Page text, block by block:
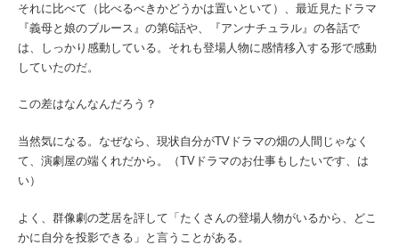
それに比べて（比べるべきかどうかは置いといて）、最近見たドラマ
『義母と娘のブルース』の第6話や、『アンナチュラル』の各話で
は、しっかり感動している。それも登場人物に感情移入する形で感動
していたのだ。
この差はなんなんだろう？
当然気になる。なぜなら、現状自分がTVドラマの畑の人間じゃなく
て、演劇屋の端くれだから。（TVドラマのお仕事もしたいです、は
い）
よく、群像劇の芝居を評して「たくさんの登場人物がいるから、どこ
かに自分を投影できる」と言うことがある。